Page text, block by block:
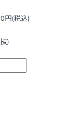
円(税込)
)